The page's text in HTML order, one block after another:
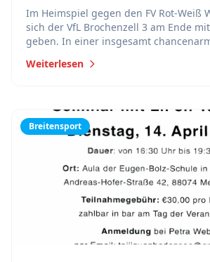
Im Heimspiel gegen den FV Rot-Weiß
sich der VfL Brochenzell 3 am Ende
geben. In einer insgesamt
allem im Mittelfeld ab.
Weiterlesen
Breitensport